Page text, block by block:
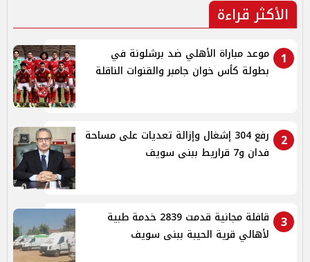
الأكثر قراءة
1
موعد مباراة الأهلي ضد برشلونة في
بطولة كأس خوان جامبر والقنوات الناقلة
2
رفع 304 إشغال وإزالة تعديات على مساحة
فدان و7 قراريط ببنى سويف
3
قافلة مجانية قدمت 2839 خدمة طبية
لأهالي قرية الحيبة ببنى سويف